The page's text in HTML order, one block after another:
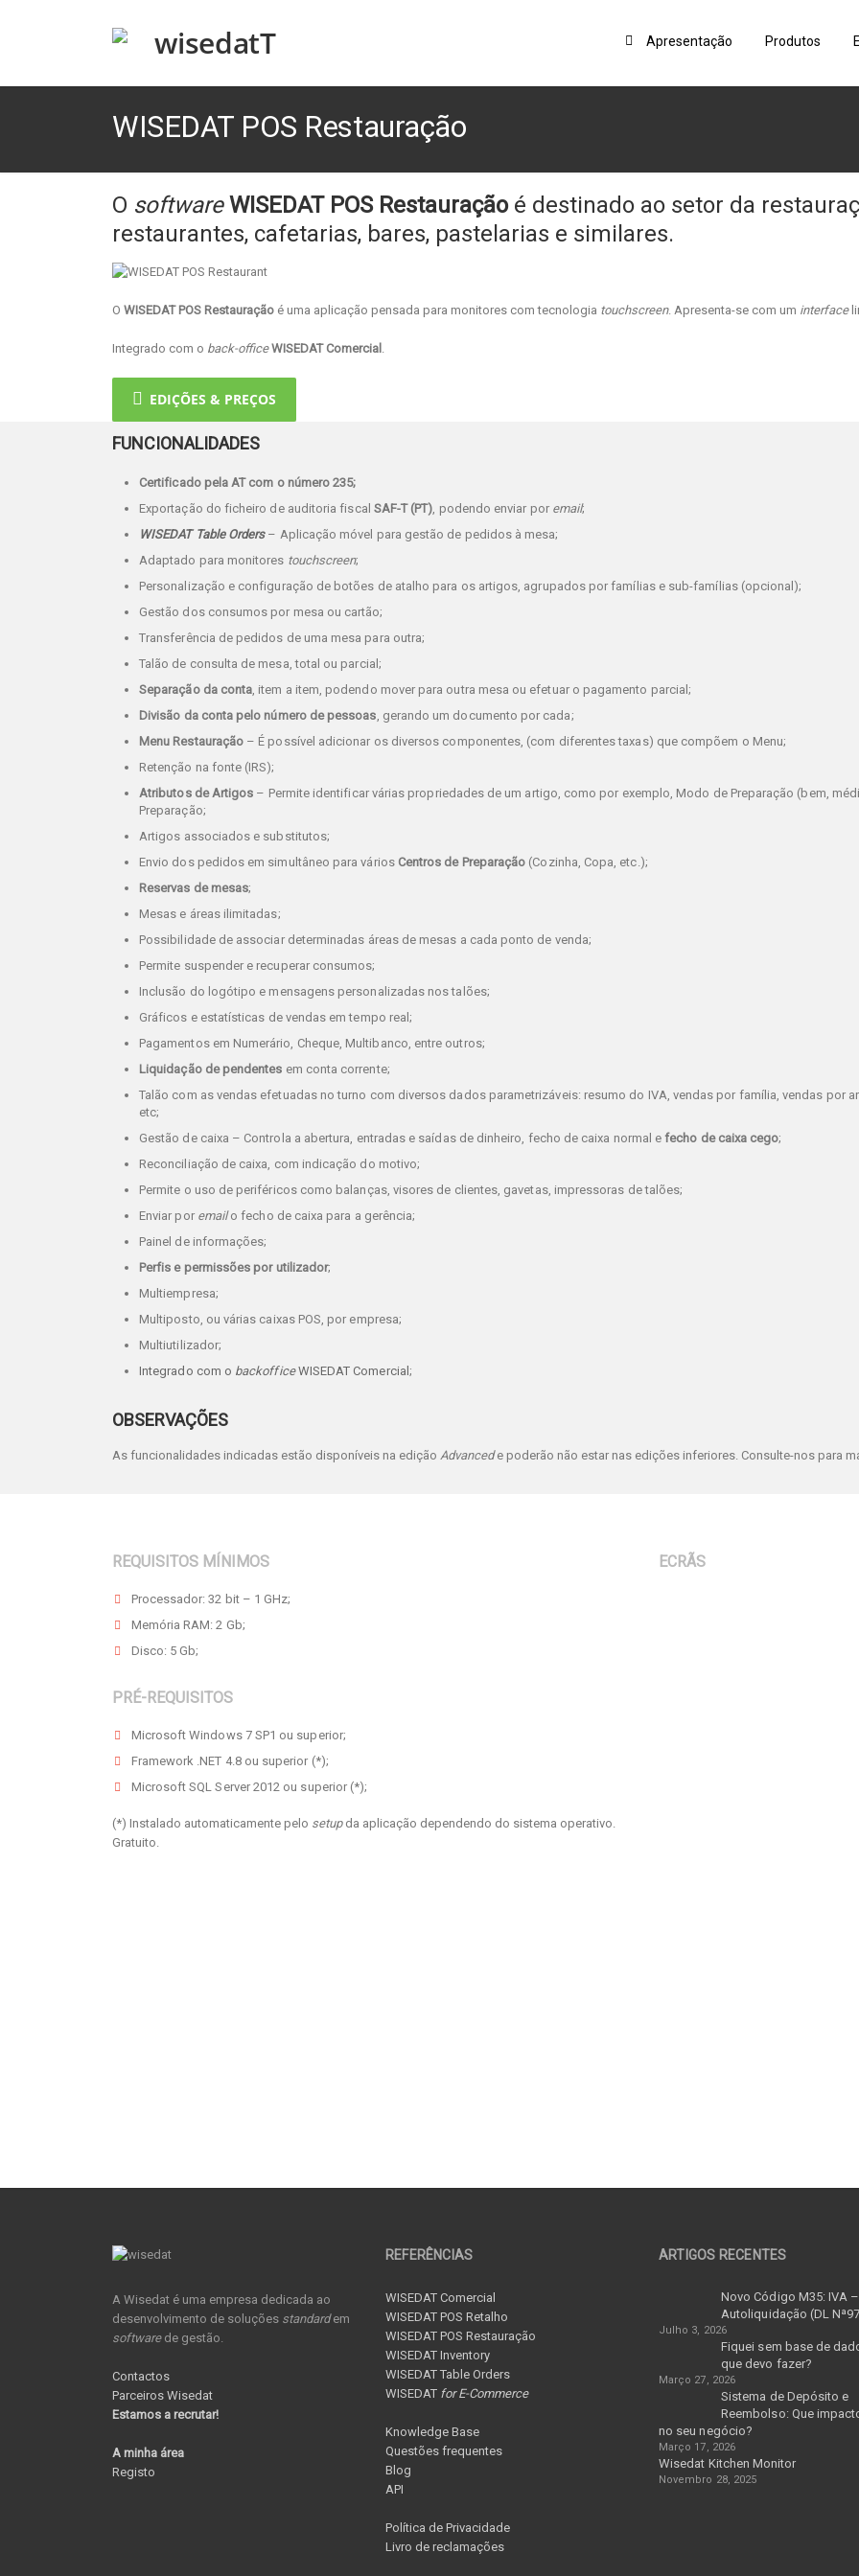
Apresentação Produtos
WISEDAT POS Restauração
O software WISEDAT POS Restauraçãoé destinado ao setor da
restaurantes, cafetarias, bares, pastelarias e similares.
O WISEDAT POS Restauração é uma aplicação pensada para monitores com tecnologia touchscreen. Apresenta-se com um interface
Integrado com o back-office WISEDAT Comercial
EDIÇÕES & PREÇOS
FUNCIONALIDADES
Certificado pela AT com o número 235;
Exportação do ficheiro de auditoria fiscal SAF-T (PT) , podendo enviar por email;
WISEDAT Table Orders– Aplicação móvel para gestão de pedidos à mesa;
Adaptado para monitores touchscreen;
Personalização e configuração de botões de atalho para os artigos, agrupados por famílias e sub-famílias (opcional);
Gestão dos consumos por mesa ou cartão;
Transferência de pedidos de uma mesa para outra;
Talão de consulta de mesa, total ou parcial;
Separação da conta , item a item, podendo mover para outra mesa ou efetuar o pagamento parcial;
Divisão da conta pelo número de pessoas , gerando um documento por cada;
Menu Restauração – É possível adicionar os diversos componentes, (com diferentes taxas) que compõem o Menu;
Retenção na fonte (IRS);
Atributos de Artigos – Permite identificar várias propriedades de um artigo, como por exemplo, Modo de Preparação (bem,
Preparação;
Artigos associados e substitutos;
Envio dos pedidos em simultâneo para vários Centros de Preparação (Cozinha, Copa, etc.);
Reservas de mesas;
Mesas e áreas ilimitadas;
Possibilidade de associar determinadas áreas de mesas a cada ponto de venda;
Permite suspender e recuperar consumos;
Inclusão do logótipo e mensagens personalizadas nos talões;
Gráficos e estatísticas de vendas em tempo real;
Pagamentos em Numerário, Cheque, Multibanco, entre outros;
Liquidação de pendentes em conta corrente;
Talão com as vendas efetuadas no turno com diversos dados parametrizáveis: resumo do IVA, vendas por família, vendas por
etc;
Gestão de caixa – Controla a abertura, entradas e saídas de dinheiro, fecho de caixa normal efecho de caixa cego;
Reconciliação de caixa, com indicação do motivo;
Permite o uso de periféricos como balanças, visores de clientes, gavetas, impressoras de talões;
Enviar por emailo fecho de caixa para a gerência;
Painel de informações;
Perfis e permissões por utilizador;
Multiempresa;
Multiposto, ou várias caixas POS, por empresa;
Multiutilizador;
Integrado com o backofficeWISEDAT Comercial;
OBSERVAÇÕES
As funcionalidades indicadas estão disponíveis na edição Advancede poderão não estar nas edições inferiores. Consulte-nos para
REQUISITOS MÍNIMOS
Processador: 32 bit – 1 GHz;
Memória RAM: 2 Gb;
Disco: 5 Gb;
PRÉ-REQUISITOS
Microsoft Windows 7 SP1 ou superior;
Framework .NET 4.8 ou superior (*);
Microsoft SQL Server 2012 ou superior (*);
(*) Instalado automaticamente pelo setupda aplicação dependendo do sistema operativo.
Gratuito.
ECRÃS
A Wisedat é uma empresa dedicada ao
desenvolvimento de soluções standardem
softwarede gestão.
Contactos
Parceiros Wisedat
Estamos a recrutar!
A minha área
Registo
REFERÊNCIAS
WISEDAT Comercial
WISEDAT POS Retalho
WISEDAT POS Restauração
WISEDAT Inventory
WISEDAT Table Orders
WISEDAT for E-Commerce
Knowledge Base
Questões frequentes
Blog
API
Política de Privacidade
Livro de reclamações
ARTIGOS RECENTES
Novo Código M35: IVA –
Autoliquidação (DL
Julho 3, 2026
Fiquei sem base de
que devo fazer?
Março 27, 2026
Sistema de Depósito e
Reembolso: Que
no seu negócio?
Março 17, 2026
Wisedat Kitchen Monitor
Novembro 28, 2025